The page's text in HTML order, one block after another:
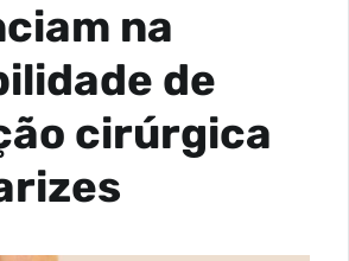
na
de
cirúrgica